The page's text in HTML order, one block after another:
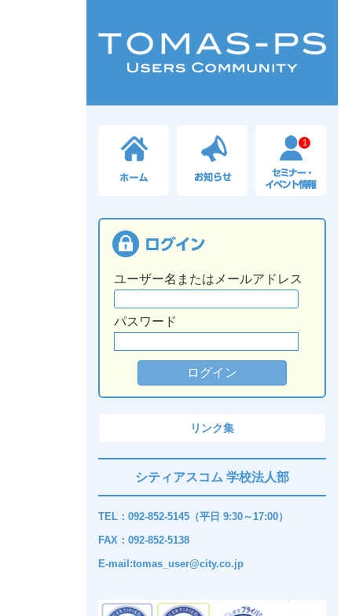
1
ユーザー名またはメールアドレス
パスワード
リンク集
シティアスコム 学校法人部
TEL：092-852-5145（平日 9:30～17:00）
FAX：092-852-5138
E-mail:tomas_user@city.co.jp